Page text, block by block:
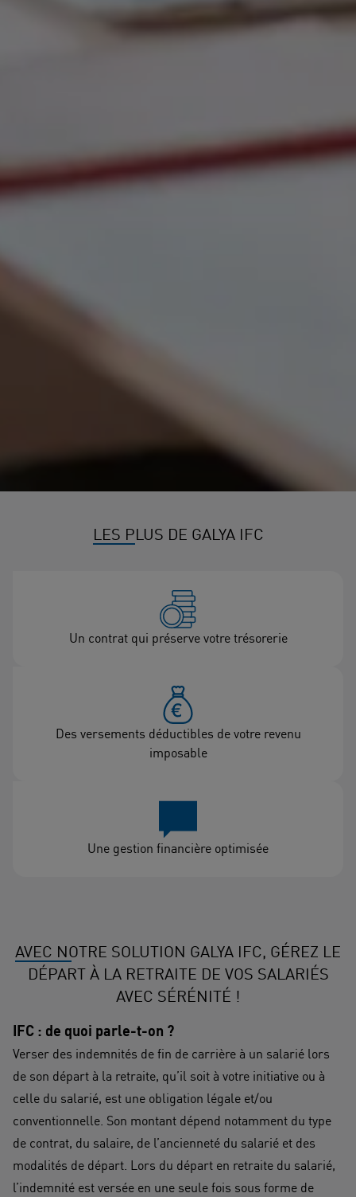
LES PLUS DE GALYA IFC
Un contrat qui préserve votre trésorerie
Des versements déductibles de votre revenu
imposable
Une gestion financière optimisée
AVEC NOTRE SOLUTION GALYA IFC, GÉREZ LE
DÉPART À LA RETRAITE DE VOS SALARIÉS
AVEC SÉRÉNITÉ !
IFC : de quoi parle-t-on ?
Verser des indemnités de fin de carrière à un salarié lors
de son départ à la retraite, qu’il soit à votre initiative ou à
celle du salarié, est une obligation légale et/ou
conventionnelle. Son montant dépend notamment du type
de contrat, du salaire, de l’ancienneté du salarié et des
modalités de départ. Lors du départ en retraite du salarié,
l’indemnité est versée en une seule fois sous forme de